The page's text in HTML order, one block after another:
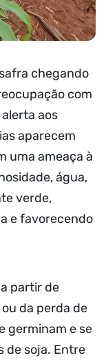
chegando
com
aos
aparecem
uma ameaça à
água,
verde,
e favorecendo
partir de
da perda de
germinam e se
de soja. Entre